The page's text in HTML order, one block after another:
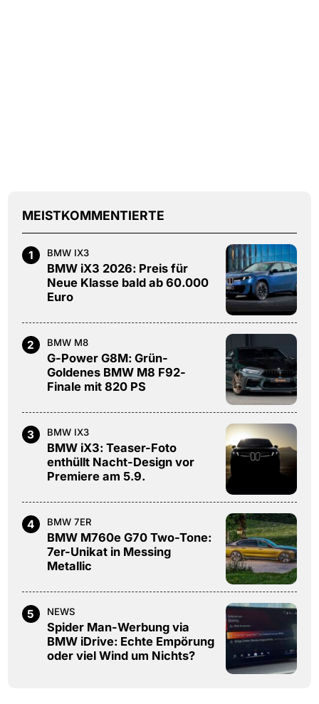
MEISTKOMMENTIERTE
1 BMW IX3
BMW iX3 2026: Preis für
Neue Klasse bald ab 60.000
Euro
2 BMW M8
G-Power G8M: Grün-
Goldenes BMW M8 F92-
Finale mit 820 PS
3 BMW IX3
BMW iX3: Teaser-Foto
enthüllt Nacht-Design vor
Premiere am 5.9.
4 BMW 7ER
BMW M760e G70 Two-Tone:
7er-Unikat in Messing
Metallic
5 NEWS
Spider Man-Werbung via
BMW iDrive: Echte Empörung
oder viel Wind um Nichts?